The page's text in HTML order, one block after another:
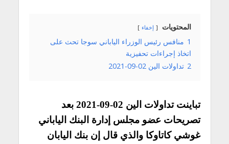
المحتويات إخفاء
1 منافس رئيس الوزراء الياباني سوجا تحث على
اتخاذ إجراءات تحفيزية
2 تداولات الين 02-09-2021
تباينت تداولات الين 02-09-2021 بعد
تصريحات عضو مجلس إدارة البنك الياباني
غوشي كاتاوكا والذي قال إن بنك اليابان